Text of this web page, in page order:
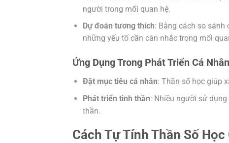
người trong mối quan hệ.
Dự đoán tương thích: Bằng cách so
những yếu tố cần cân nhắc trong mối
Ứng Dụng Trong Phát Triển Cá Nhân
Đặt mục tiêu cá nhân: Thần số học giúp
Phát triển tinh thần: Nhiều người sử
thần.
Cách Tự Tính Thần Số Học